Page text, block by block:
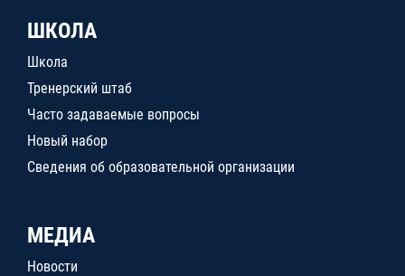
ШКОЛА
Школа
Тренерский штаб
Часто задаваемые вопросы
Новый набор
Сведения об образовательной организации
МЕДИА
Новости